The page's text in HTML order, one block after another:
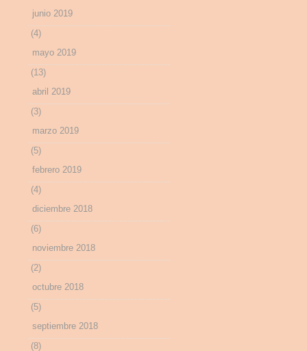
junio 2019
(4)
mayo 2019
(13)
abril 2019
(3)
marzo 2019
(5)
febrero 2019
(4)
diciembre 2018
(6)
noviembre 2018
(2)
octubre 2018
(5)
septiembre 2018
(8)